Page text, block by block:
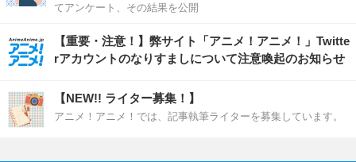
てアンケート、その結果を公開
【重要・注意！】弊サイト「アニメ！アニメ！」Twitte
rアカウントのなりすましについて注意喚起のお知らせ
【NEW!! ライター募集！】
アニメ！アニメ！では、記事執筆ライターを募集しています。